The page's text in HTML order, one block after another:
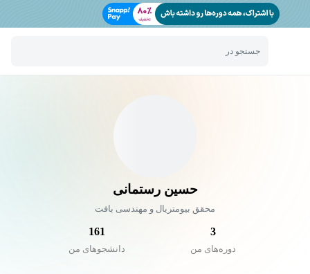
جستجو در
حسین رستمانی
محقق بیومتریال و مهندسی بافت
3
دوره‌های من
161
دانشجو‌های من